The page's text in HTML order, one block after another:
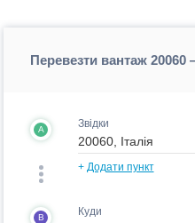
Перевезти вантаж
A Звідки
+ Додати пункт
B Куди